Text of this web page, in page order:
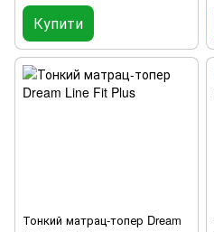
Купити
Тонкий матрац-топер Dream